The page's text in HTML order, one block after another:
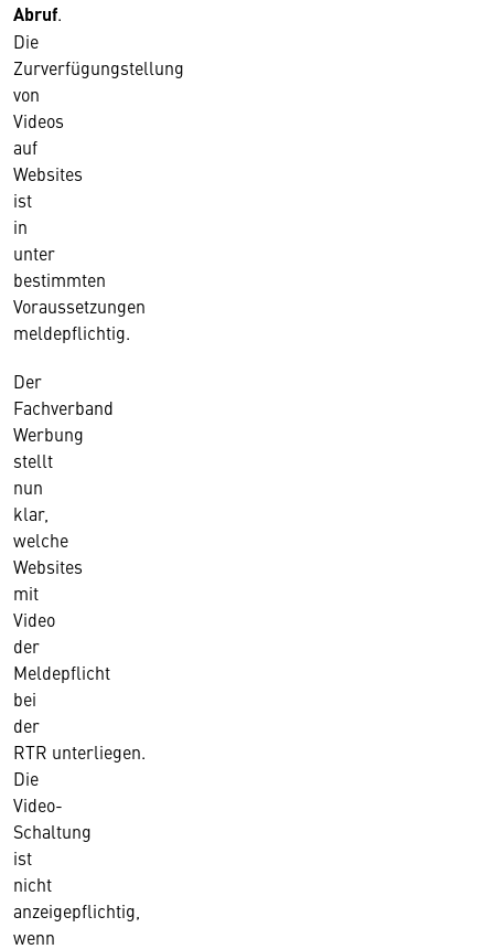
Abruf.
Die
Zurverfügungstellung
von
Videos
auf
Websites
ist
in
unter
bestimmten
Voraussetzungen
meldepflichtig.
Der
Fachverband
Werbung
stellt
nun
klar,
welche
Websites
mit
Video
der
Meldepflicht
bei
der
RTR unterliegen.
Die
Video-
Schaltung
ist
nicht
anzeigepflichtig,
wenn